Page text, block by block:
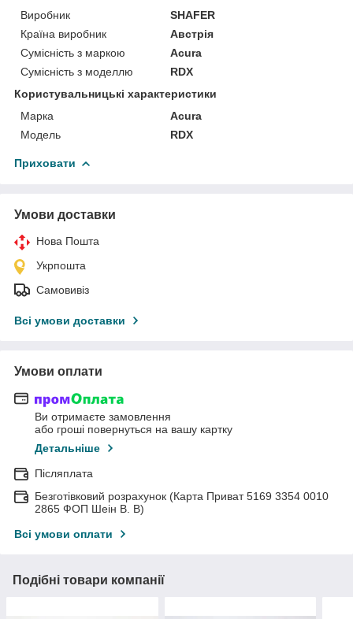
Виробник
SHAFER
Країна виробник
Австрія
Сумісність з маркою
Acura
Сумісність з моделлю
RDX
Користувальницькі характеристики
Марка
Acura
Мoдель
RDX
Приховати
Умови доставки
Нова Пошта
Укрпошта
Самовивіз
Всі умови доставки
Умови оплати
Ви отримаєте замовлення
або гроші повернуться на вашу картку
Детальніше
Післяплата
Безготівковий розрахунок (Карта Приват 5169 3354 0010
2865 ФОП Шеін В. В)
Всі умови оплати
Подібні товари компанії